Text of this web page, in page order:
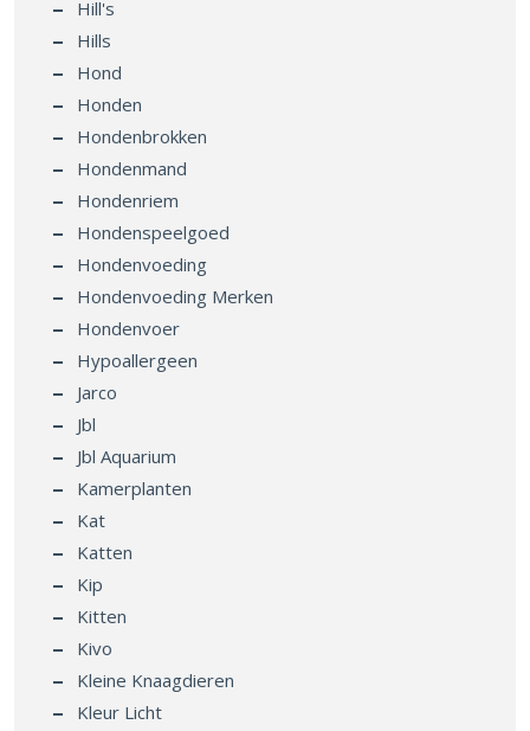
Hill's
Hills
Hond
Honden
Hondenbrokken
Hondenmand
Hondenriem
Hondenspeelgoed
Hondenvoeding
Hondenvoeding Merken
Hondenvoer
Hypoallergeen
Jarco
Jbl
Jbl Aquarium
Kamerplanten
Kat
Katten
Kip
Kitten
Kivo
Kleine Knaagdieren
Kleur Licht